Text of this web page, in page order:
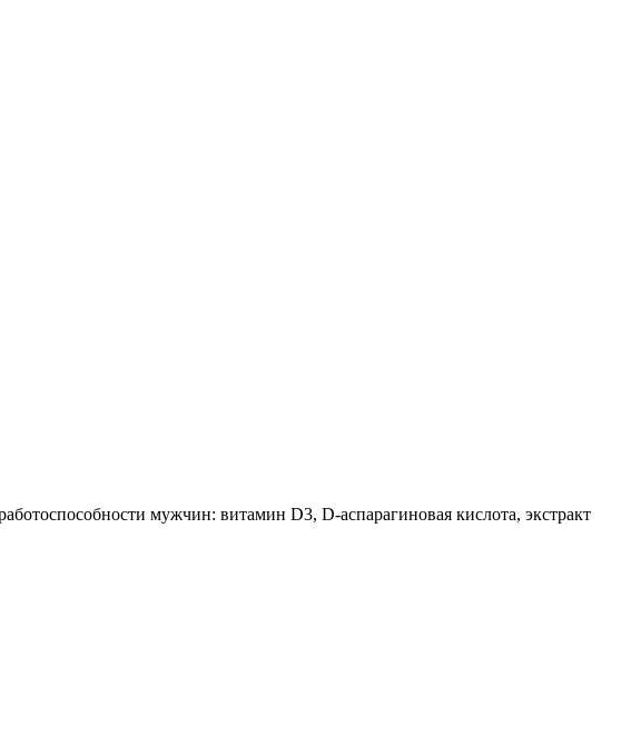
мужчин: витамин D3, D-аспарагиновая кислота, экстракт